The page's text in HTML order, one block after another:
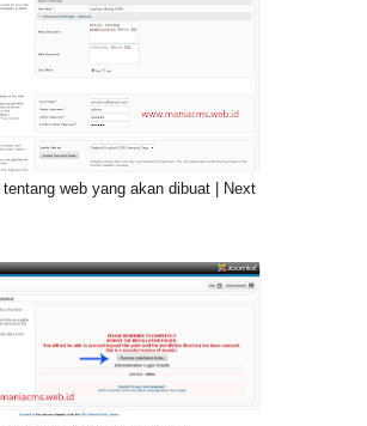
web yang akan dibuat | Next